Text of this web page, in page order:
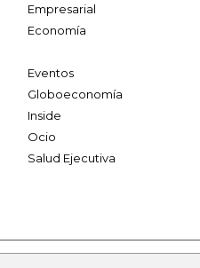
Empresarial
Economía
Eventos
Globoeconomía
Inside
Ocio
Salud Ejecutiva